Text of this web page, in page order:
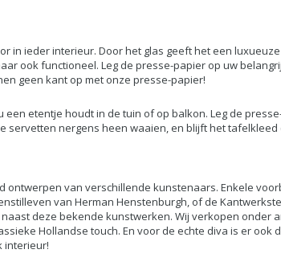
in ieder interieur. Door het glas geeft het een
ook functioneel. Leg de presse-papier op uw
geen kant op met onze presse-papier!
etentje houdt in de tuin of op balkon. Leg de
servetten nergens heen waaien, en blijft het tafelkleed
ontwerpen van verschillende kunstenaars. Enkele
van Herman Henstenburgh, of de
deze bekende kunstwerken. Wij verkopen onder
Hollandse touch. En voor de echte diva is er ook
interieur!